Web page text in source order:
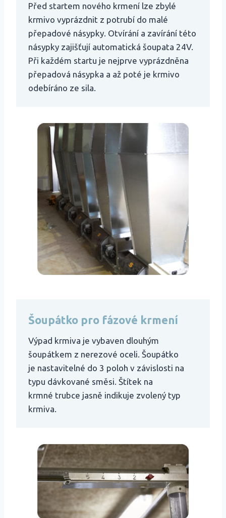
Před startem nového krmení lze zbylé
krmivo vyprázdnit z potrubí do malé
přepadové násypky. Otvírání a zavírání této
násypky zajišťují automatická šoupata 24V.
Při každém startu je nejprve vyprázdněna
přepadová násypka a až poté je krmivo
odebíráno ze sila.
Šoupátko pro fázové krmení
Výpad krmiva je vybaven dlouhým
šoupátkem z nerezové oceli. Šoupátko
je nastavitelné do 3 poloh v závislosti na
typu dávkované směsi. Štítek na
krmné trubce jasně indikuje zvolený typ
krmiva.